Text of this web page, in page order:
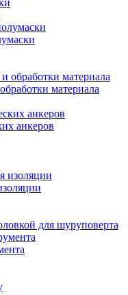
материала
анкеров
для шуруповерта